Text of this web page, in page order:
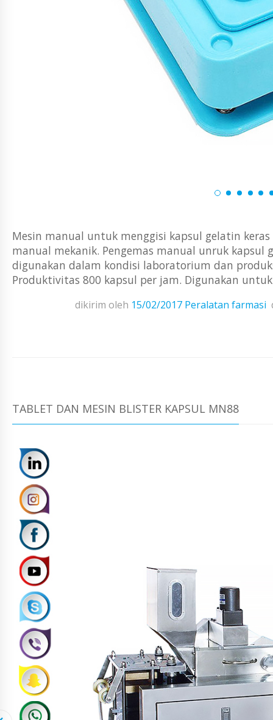
Mesin manual untuk menggisi kapsul gelatin
manual mekanik. Pengemas manual unruk kapsul
digunakan dalam kondisi laboratorium dan
Produktivitas 800 kapsul per jam. Digunakan
dikirim oleh 15/02/2017 Peralatan farmasi
TABLET DAN MESIN BLISTER KAPSUL MN88